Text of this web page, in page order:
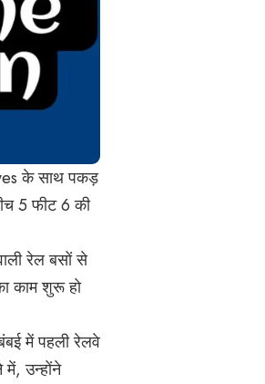
के साथ पकड़
5 फीट 6 की
रेल बसों से
काम शुरू हो
में पहली रेलवे
में, उन्होंने